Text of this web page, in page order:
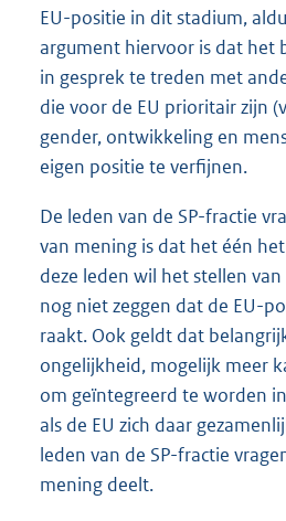
EU-positie in dit stadium,
argument hiervoor is dat het
in gesprek te treden met
die voor de EU prioritair zijn
gender, ontwikkeling en
eigen positie te verfijnen.
De leden van de SP-fractie
van mening is dat het één
deze leden wil het stellen
nog niet zeggen dat de EU-
raakt. Ook geldt dat
ongelijkheid, mogelijk meer
om geïntegreerd te worden
als de EU zich daar
leden van de SP-fractie
mening deelt.